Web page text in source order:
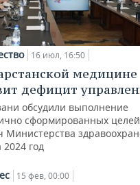
16 июл, 16:50
медицине
дефицит
обсудили выполнение
сформированных
Министерства
2024 год
15 фев, 00:00